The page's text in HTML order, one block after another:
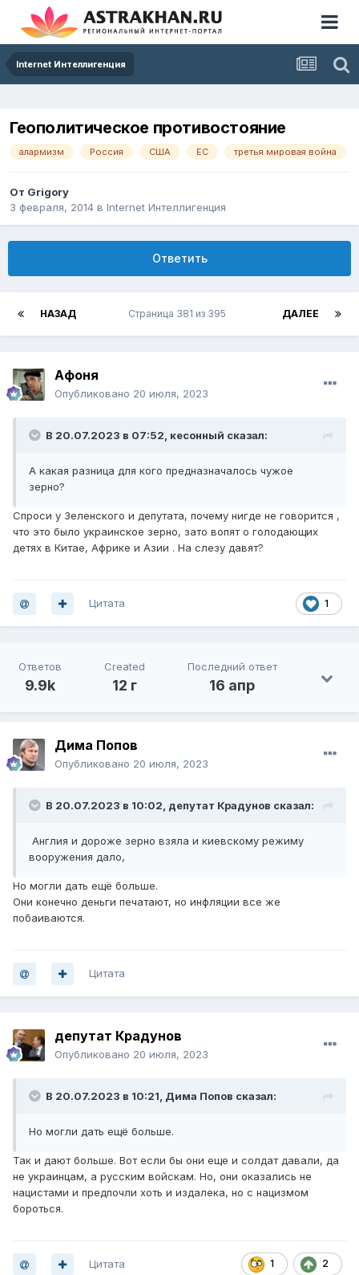
Internet Интеллигенция
Геополитическое противостояние
алармизм Россия США ЕС третья мировая война
От Grigory
3 февраля, 2014 в Internet Интеллигенция
Ответить
НАЗАД ДАЛЕЕ
Страница 381 из 395
Афоня
Опубликовано 20 июля, 2023
В 20.07.2023 в 07:52, кесонный сказал:
А какая разница для кого предназначалось чужое
зерно?
Спроси у Зеленского и депутата, почему нигде не говорится ,
что это было украинское зерно, зато вопят о голодающих
детях в Китае, Африке и Азии . На слезу давят?
1
Цитата
Ответов
9.9k
Created
12 г
Последний ответ
16 апр
Дима Попов
Опубликовано 20 июля, 2023
В 20.07.2023 в 10:02, депутат Крадунов сказал:
Англия и дороже зерно взяла и киевскому режиму
вооружения дало,
Но могли дать ещё больше.
Они конечно деньги печатают, но инфляции все же
побаиваются.
Цитата
депутат Крадунов
Опубликовано 20 июля, 2023
В 20.07.2023 в 10:21, Дима Попов сказал:
Но могли дать ещё больше.
Так и дают больше. Вот если бы они еще и солдат давали, да
не украинцам, а русским войскам. Но, они оказались не
нацистами и предпочли хоть и издалека, но с нацизмом
бороться.
1 2
Цитата